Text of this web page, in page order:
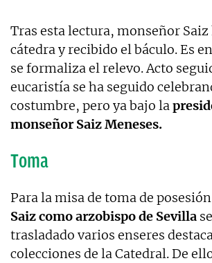
Tras esta lectura, monseñor Saiz
cátedra y recibido el báculo. Es
se formaliza el relevo. Acto
eucaristía se ha seguido
costumbre, pero ya bajo la
monseñor Saiz Meneses.
Toma
Para la misa de toma de
Saiz como arzobispo de Sevilla
trasladado varios enseres
colecciones de la Catedral. De